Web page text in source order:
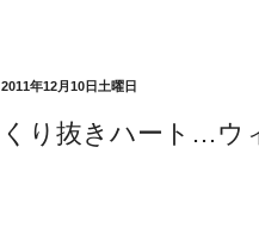
2011年12月10日土曜日
くり抜きハート…ウ